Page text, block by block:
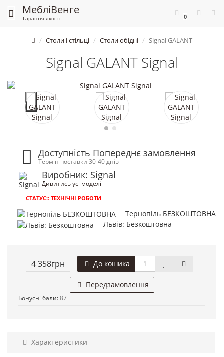
0
МебліВенге
Гарантія якості
Столи і стільці Столи обідні Signal GALANT
Signal GALANT Signal
Доступність Попереднє замовлення
Термін поставки 30-40 днів
Виробник: Signal
Дивитись усі моделі
СТАТУС:: ТЕХНІЧНІ РОБОТИ
Тернопіль БЕЗКОШТОВНА
Львів: Безкоштовна
4 358грн До кошика
Передзамовлення
Бонусні бали:87
Характеристики